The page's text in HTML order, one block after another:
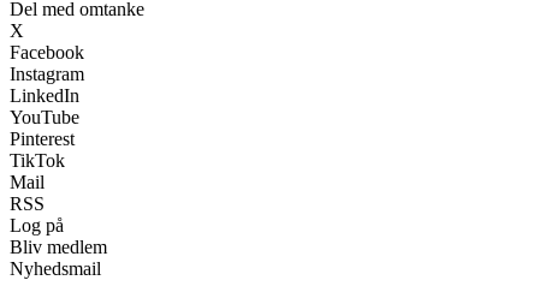
Del med omtanke
X
Facebook
Instagram
LinkedIn
YouTube
Pinterest
TikTok
Mail
RSS
Log på
Bliv medlem
Nyhedsmail